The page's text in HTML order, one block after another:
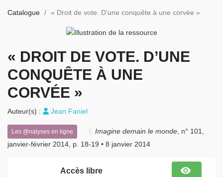
Catalogue « Droit de vote. D’une conquête à une corvée »
« DROIT DE VOTE. D’UNE
CONQUÊTE À UNE
CORVÉE »
Auteur(s) : Jean Faniel
Les @nalyses en ligne Imagine demain le monde , n° 101,
janvier-février 2014, p. 18-19 • 8 janvier 2014
Accès libre visibility